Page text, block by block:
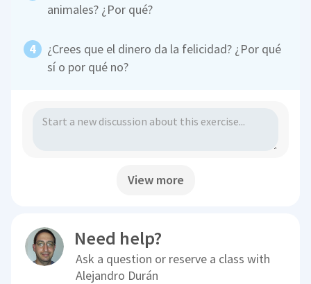
animales? ¿Por qué?
¿Crees que el dinero da la felicidad? ¿Por qué
sí o por qué no?
View more
Need help?
Ask a question or reserve a class with
Alejandro Durán